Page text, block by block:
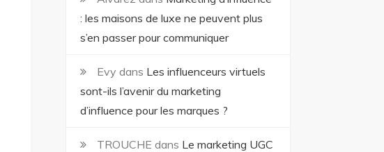
: les maisons de luxe ne peuvent plus
s’en passer pour communiquer
Evy dans Les influenceurs virtuels
sont-ils l’avenir du marketing
d’influence pour les marques ?
TROUCHE dans Le marketing UGC